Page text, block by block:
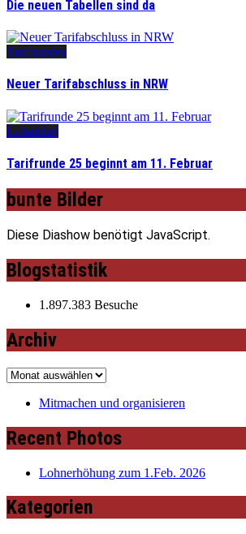
Die neuen Tabellen sind da
Tarifrunden
Neuer Tarifabschluss in NRW
Leitartikel
Tarifrunde 25 beginnt am 11. Februar
bunte Bilder
Diese Diashow benötigt JavaScript.
Blogstatistik
1.897.383 Besuche
Archiv
Archiv
Mitmachen und organisieren
Recent Photos
Lohnerhöhung zum 1.Feb. 2026
Kategorien